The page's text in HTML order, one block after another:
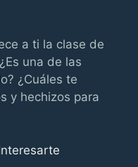
a ti la clase de
una de las
¿Cuáles te
y hechizos para